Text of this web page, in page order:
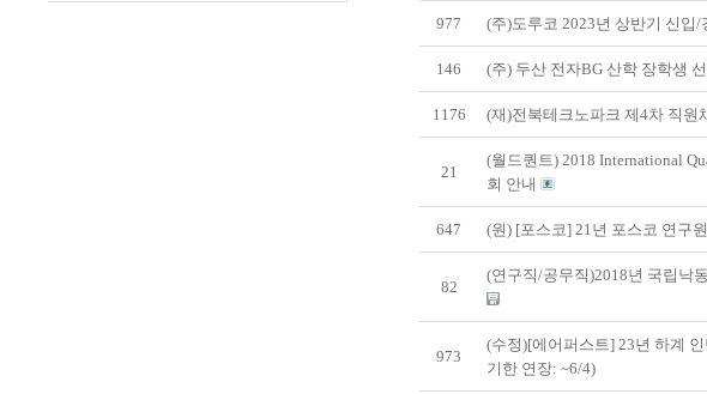
977 (주)도루코 2023년 상반기 신입/
146 (주) 두산 전자BG 산학 장학생
1176 (재)전북테크노파크 제4차 직원
21
(월드퀀트) 2018 International
회 안내
647 (원) [포스코] 21년 포스코 연구
82
(연구직/공무직)2018년 국립낙
973
(수정)[에어퍼스트] 23년 하계
기한 연장: ~6/4)